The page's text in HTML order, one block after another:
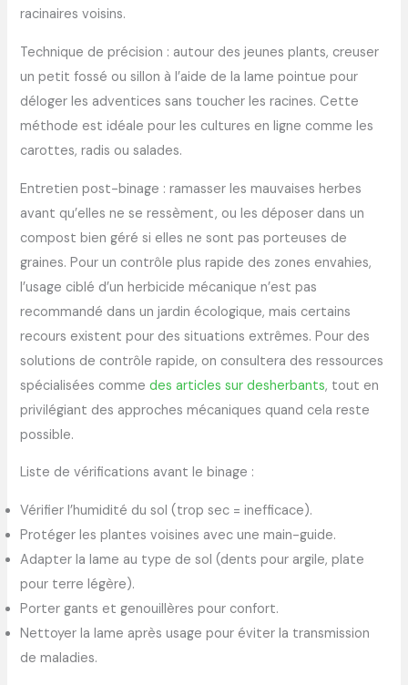
racinaires voisins.
Technique de précision : autour des jeunes plants, creuser
un petit fossé ou sillon à l’aide de la lame pointue pour
déloger les adventices sans toucher les racines. Cette
méthode est idéale pour les cultures en ligne comme les
carottes, radis ou salades.
Entretien post-binage : ramasser les mauvaises herbes
avant qu’elles ne se ressèment, ou les déposer dans un
compost bien géré si elles ne sont pas porteuses de
graines. Pour un contrôle plus rapide des zones envahies,
l’usage ciblé d’un herbicide mécanique n’est pas
recommandé dans un jardin écologique, mais certains
recours existent pour des situations extrêmes. Pour des
solutions de contrôle rapide, on consultera des ressources
spécialisées commedes articles sur desherbants, tout en
privilégiant des approches mécaniques quand cela reste
possible.
Liste de vérifications avant le binage :
Vérifier l’humidité du sol (trop sec = inefficace).
Protéger les plantes voisines avec une main-guide.
Adapter la lame au type de sol (dents pour argile, plate
pour terre légère).
Porter gants et genouillères pour confort.
Nettoyer la lame après usage pour éviter la transmission
de maladies.